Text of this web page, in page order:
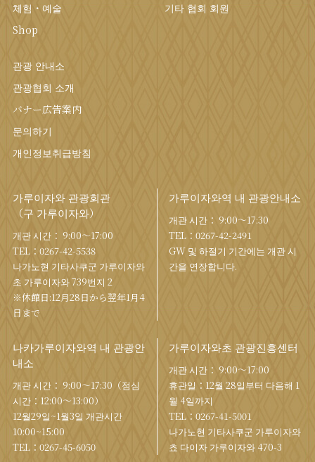
체험・예술
Shop
기타 협회 회원
관광 안내소
관광협회 소개
バナー広告案内
문의하기
개인정보취급방침
가루이자와 관광회관
（구 가루이자와）
개관 시간： 9:00〜17:00
TEL： 0267-42-5538
나가노현 기타사쿠군 가루이자와
초 가루이자와 739번지 2
※休館日:12月28日から翌年1月4
日まで
가루이자와역 내 관광안내소
개관 시간： 9:00〜17:30
TEL： 0267-42-2491
GW 및 하절기 기간에는 개관 시
간을 연장합니다.
나카가루이자와역 내 관광안
내소
개관 시간： 9:00〜17:30（점심
시간：12:00〜13:00）
12월29일~1월3일 개관시간
10:00~15:00
TEL： 0267-45-6050
가루이자와초 관광진흥센터
개관 시간： 9:00〜17:00
휴관일：12월 28일부터 다음해 1
월 4일까지
TEL： 0267-41-5001
나가노현 기타사쿠군 가루이자와
쵸 다이자 가루이자와 470-3